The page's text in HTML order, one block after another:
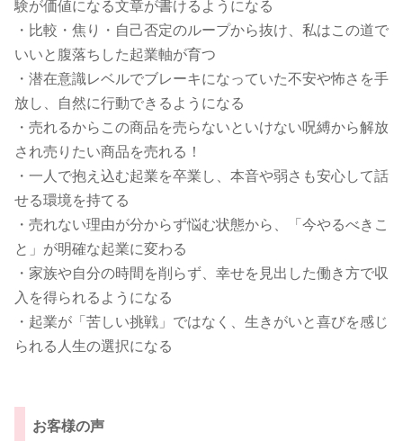
験が価値になる文章が書けるようになる
・比較・焦り・自己否定のループから抜け、私はこの道で
いいと腹落ちした起業軸が育つ
・潜在意識レベルでブレーキになっていた不安や怖さを手
放し、自然に行動できるようになる
・売れるからこの商品を売らないといけない呪縛から解放
され売りたい商品を売れる！
・一人で抱え込む起業を卒業し、本音や弱さも安心して話
せる環境を持てる
・売れない理由が分からず悩む状態から、「今やるべきこ
と」が明確な起業に変わる
・家族や自分の時間を削らず、幸せを見出した働き方で収
入を得られるようになる
・起業が「苦しい挑戦」ではなく、生きがいと喜びを感じ
られる人生の選択になる
お客様の声